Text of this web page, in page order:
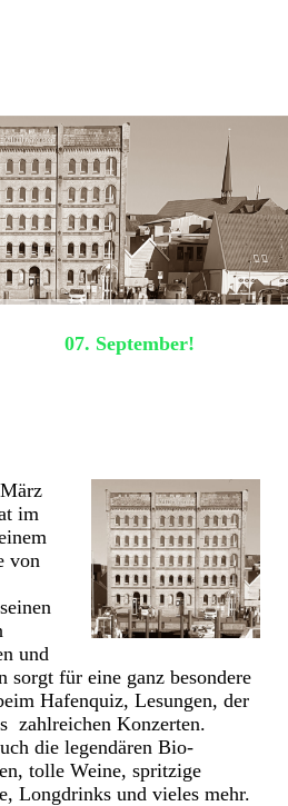
07. September!
im
von
und
sorgt für eine ganz besondere
Hafenquiz, Lesungen, der
zahlreichen Konzerten.
die legendären Bio-
tolle Weine, spritzige
Longdrinks und vieles mehr.